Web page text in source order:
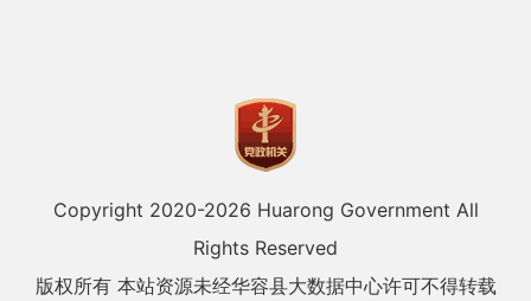
Copyright 2020-2026 Huarong Government All
Rights Reserved
版权所有 本站资源未经华容县大数据中心许可不得转载